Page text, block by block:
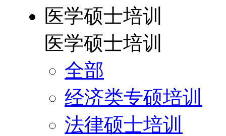
医学硕士培训
医学硕士培训
全部
经济类专硕培训
法律硕士培训